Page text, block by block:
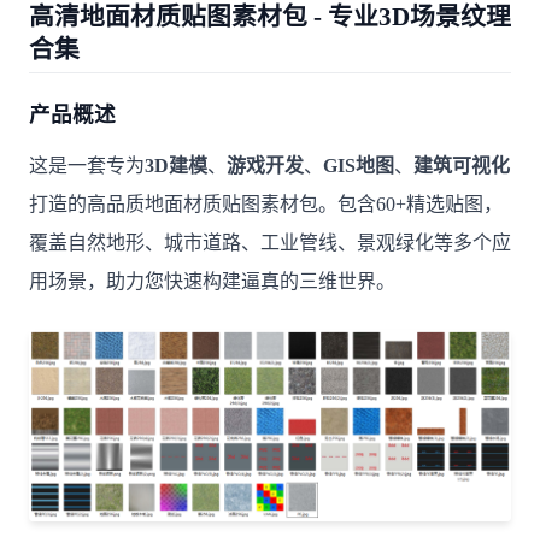
高清地面材质贴图素材包 - 专业3D场景纹理
合集
产品概述
这是一套专为3D建模、 游戏开发、 GIS地图、 建筑可视化
打造的高品质地面材质贴图素材包。包含60+精选贴图，
覆盖自然地形、城市道路、工业管线、景观绿化等多个应
用场景，助力您快速构建逼真的三维世界。